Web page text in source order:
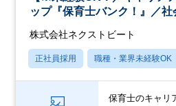
ップ『保育士バンク！』／
株式会社ネクストビート
正社員採用 職種・業界未経験OK
保育士のキャリ